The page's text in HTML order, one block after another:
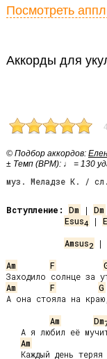
Аккорды для
© Подбор аккордов:
± Темп (BPM): ♩ = 130
муз. Меладзе К. /
Вступление: Dm | Dm
Esus4 | E
Amsus2 |
Am
F
Am
F
G
А она стояла на
Am
Dm
Am
Посмотреть